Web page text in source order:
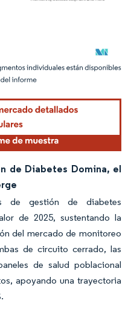
atribución según CC BY 4.0.
de Diabetes Domina, el
de gestión de diabetes
de 2025, sustentando la
del mercado de monitoreo
de circuito cerrado, las
de salud poblacional
apoyando una trayectoria